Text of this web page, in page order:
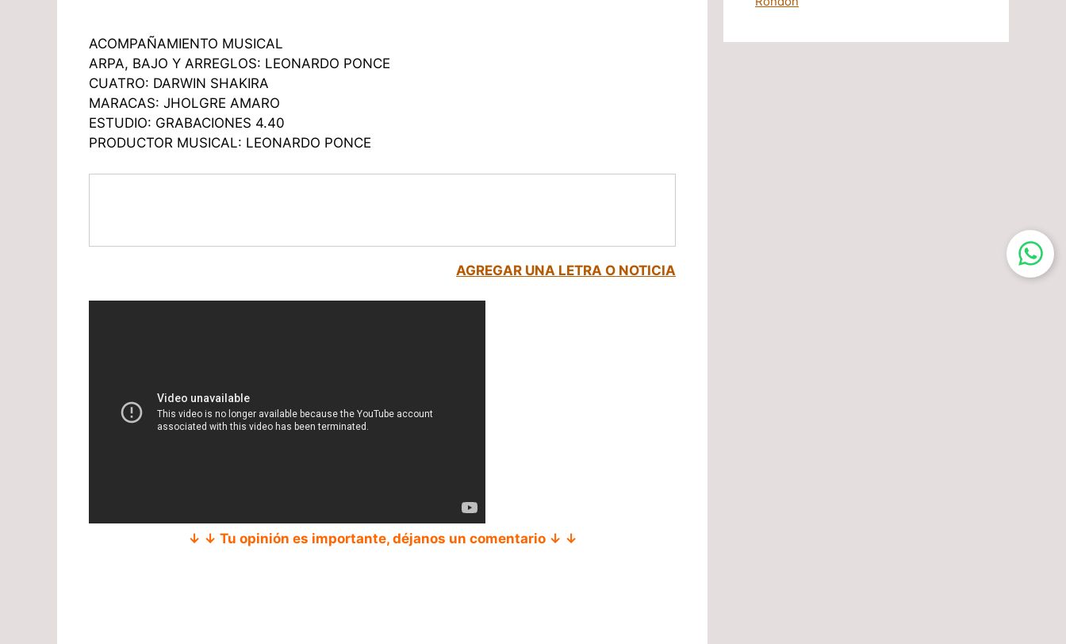
ACOMPAÑAMIENTO MUSICAL
ARPA, BAJO Y ARREGLOS: LEONARDO PONCE
CUATRO: DARWIN SHAKIRA
MARACAS: JHOLGRE AMARO
ESTUDIO: GRABACIONES 4.40
PRODUCTOR MUSICAL: LEONARDO PONCE
AGREGAR UNA LETRA O NOTICIA
↓ ↓ Tu opinión es importante, déjanos un comentario ↓ ↓